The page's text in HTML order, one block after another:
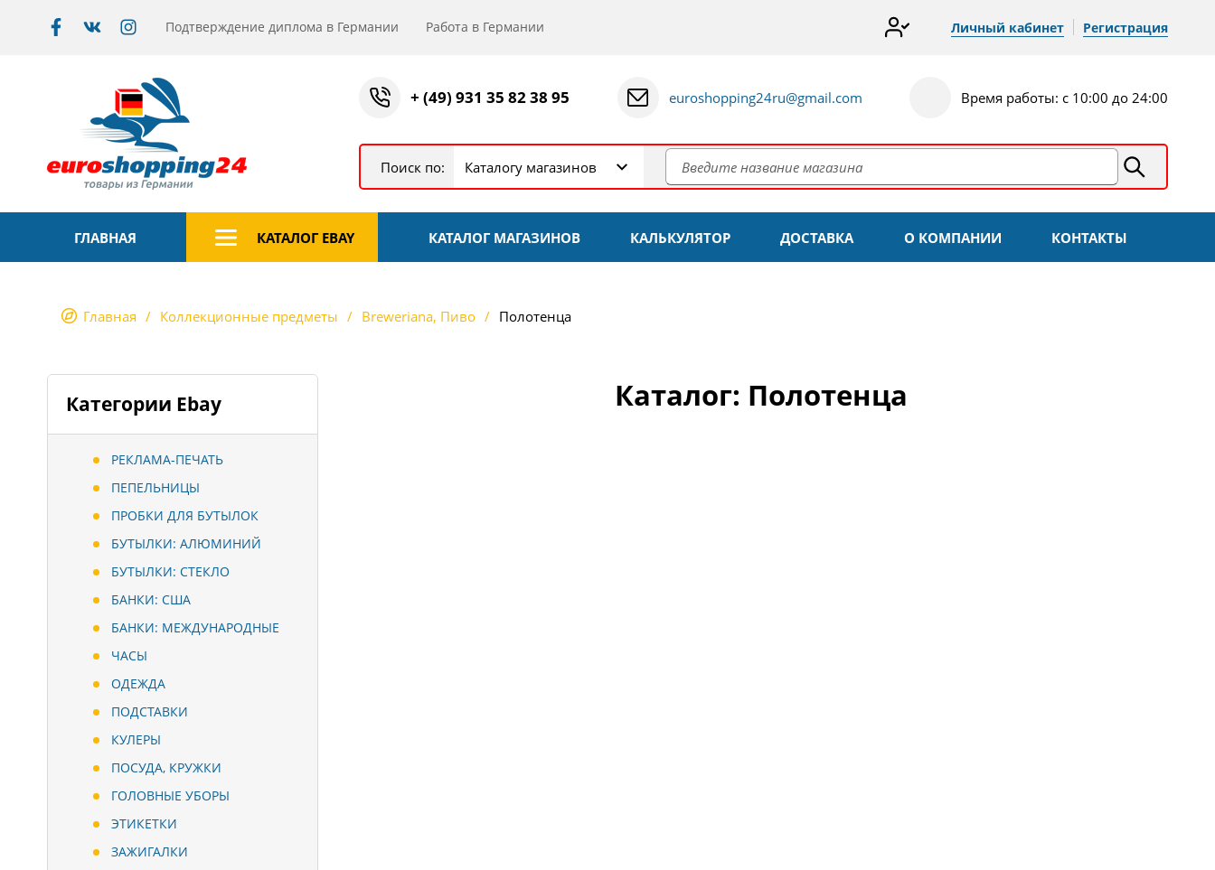
Подтверждение диплома в Германии Работа в Германии Личный кабинет Регистрация
+ (49) 931 35 82 38 95 euroshopping24ru@gmail.com Время работы: с 10:00 до 24:00
Поиск по: Каталогу магазинов
ГЛАВНАЯ КАТАЛОГ EBAY КАТАЛОГ МАГАЗИНОВ КАЛЬКУЛЯТОР ДОСТАВКА О КОМПАНИИ КОНТАКТЫ
Главная Коллекционные предметы Breweriana, Пиво Полотенца
Категории Ebay
РЕКЛАМА-ПЕЧАТЬ
ПЕПЕЛЬНИЦЫ
ПРОБКИ ДЛЯ БУТЫЛОК
БУТЫЛКИ: АЛЮМИНИЙ
БУТЫЛКИ: СТЕКЛО
БАНКИ: США
БАНКИ: МЕЖДУНАРОДНЫЕ
ЧАСЫ
ОДЕЖДА
ПОДСТАВКИ
КУЛЕРЫ
ПОСУДА, КРУЖКИ
ГОЛОВНЫЕ УБОРЫ
ЭТИКЕТКИ
ЗАЖИГАЛКИ
Каталог: Полотенца